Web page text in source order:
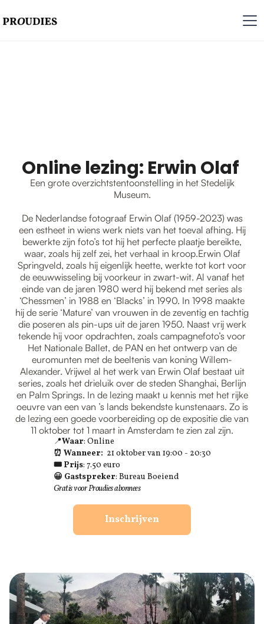
Online lezing: Erwin Olaf
Een grote overzichtstentoonstelling in het Stedelijk
Museum.
De Nederlandse fotograaf Erwin Olaf (1959-2023) was
een estheet in wiens werk niets van het toeval afhing. Hij
bewerkte zijn foto’s tot hij het perfecte plaatje bereikte,
waar, zoals hij zelf zei, het verhaal in kroop.Erwin Olaf
Springveld, zoals hij eigenlijk heette, werkte tot kort voor
de eeuwwisseling bij voorkeur in zwart-wit. Al vanaf het
einde van de jaren 1980 werd hij bekend met series als
‘Chessmen’ in 1988 en ‘Blacks’ in 1990. In 1998 maakte
hij de serie ‘Mature’ van vrouwen in de zeventig en tachtig
die poseren als pin-ups uit de jaren 1950. Naast vrij werk
tekende hij voor opdrachten, zoals campagnefoto’s voor
Het Nationale Ballet, de PAN en het ontwerp van de
euromunten met de beeltenis van koning Willem-
Alexander. Vrijwel al het werk van Erwin Olaf bestaat uit
series, zoals het drieluik over de steden Shanghai, Berlijn
en Palm Springs. In de lezing maakt u kennis met het rijke
oeuvre van een van ’s lands bekendste kunstenaars. Zo is
de lezing een goede voorbereiding op de expositie die van
11 oktober tot 1 maart in Amsterdam te zien zal zijn.
📍Waar: Online
⏰ Wanneer: 21 oktober van 19:00 - 20:30
🎟 Prijs: 7.50 euro
😀 Gastspreker: Bureau Boeiend
Gratis voor Proudies abonnees
Inschrijven